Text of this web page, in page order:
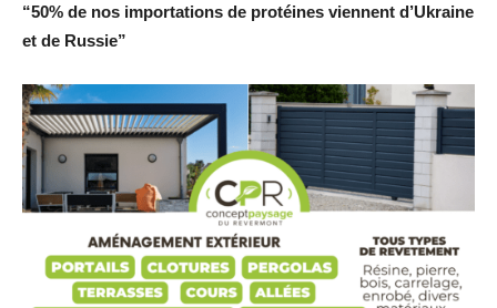
“50% de nos importations de protéines viennent d’Ukraine
et de Russie”